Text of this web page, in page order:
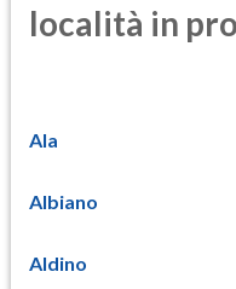
località in
Ala
Albiano
Aldino